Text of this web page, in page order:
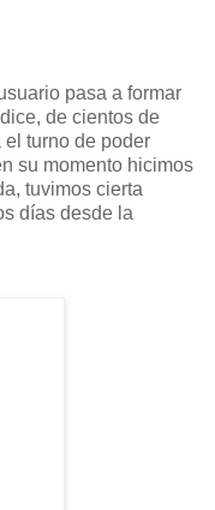
pasa a formar
de cientos de
turno de poder
su momento hicimos
tuvimos cierta
días desde la